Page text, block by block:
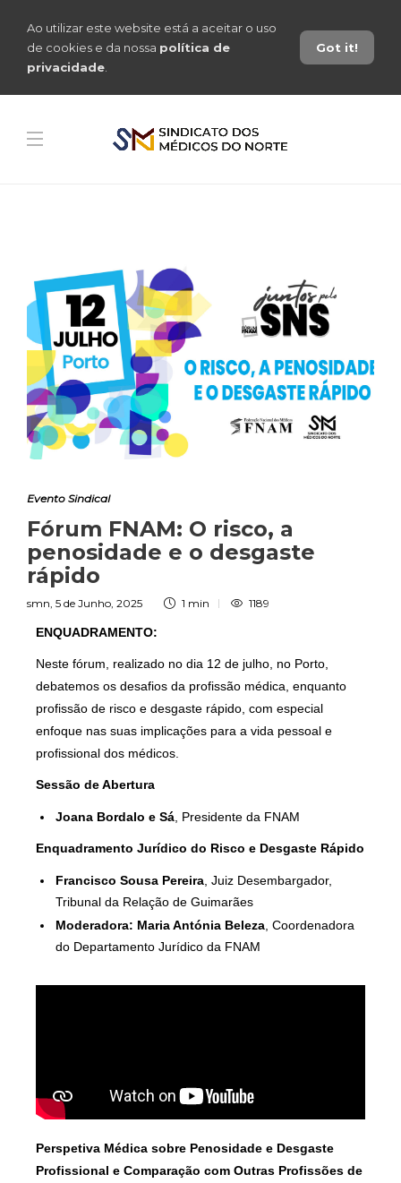
Ao utilizar este website está a aceitar o uso
de cookies e da nossa política de
privacidade
Got it!
Evento Sindical
Fórum FNAM: O risco, a
penosidade e o desgaste
rápido
smn, 5 de Junho, 2025 1 min 1189
ENQUADRAMENTO:
Neste fórum, realizado no dia 12 de julho, no Porto,
debatemos os desafios da profissão médica, enquanto
profissão de risco e desgaste rápido, com especial
enfoque nas suas implicações para a vida pessoal e
profissional dos médicos.
Sessão de Abertura
Joana Bordalo e Sá, Presidente da FNAM
Enquadramento Jurídico do Risco e Desgaste Rápido
Francisco Sousa Pereira, Juiz Desembargador,
Tribunal da Relação de Guimarães
Moderadora: Maria Antónia Beleza, Coordenadora
do Departamento Jurídico da FNAM
Perspetiva Médica sobre Penosidade e Desgaste
Profissional e Comparação com Outras Profissões de